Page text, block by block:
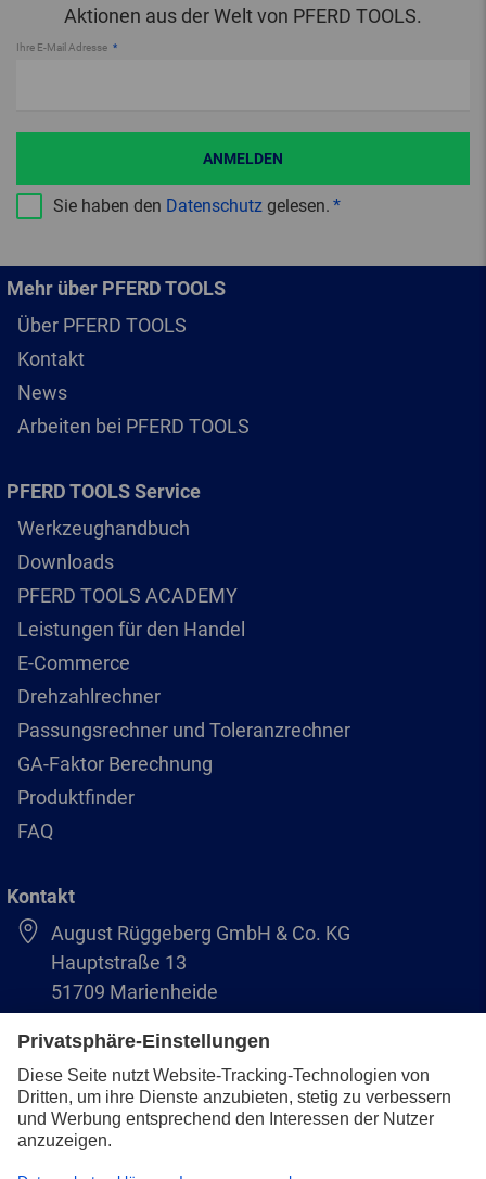
Aktionen aus der Welt von PFERD TOOLS.
Ihre E-Mail Adresse
Sie haben den Datenschutz gelesen.
ANMELDEN
Mehr über PFERD TOOLS
Über PFERD TOOLS
Kontakt
News
Arbeiten bei PFERD TOOLS
PFERD TOOLS Service
Werkzeughandbuch
Downloads
PFERD TOOLS ACADEMY
Leistungen für den Handel
E-Commerce
Drehzahlrechner
Passungsrechner und Toleranzrechner
GA-Faktor Berechnung
Produktfinder
FAQ
Kontakt
August Rüggeberg GmbH & Co. KG
Hauptstraße 13
51709 Marienheide
+49 2264 9-0
info@pferd.com
+49 2264 9-400